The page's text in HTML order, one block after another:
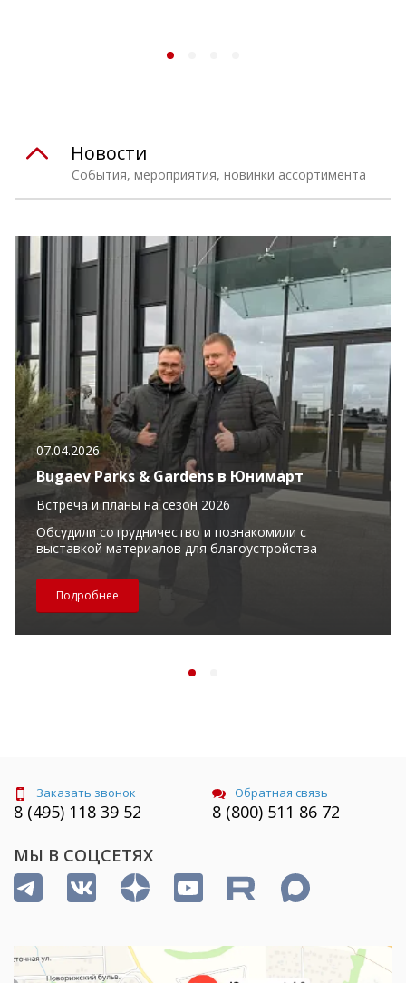
События, мероприятия, новинки ассортимента
Новости
07.04.2026
Bugaev Parks & Gardens в Юнимарт
Встреча и планы на сезон 2026
Обсудили сотрудничество и познакомили с
выставкой материалов для благоустройства
Подробнее
Заказать звонок
8 (495) 118 39 52
Обратная связь
8 (800) 511 86 72
МЫ В СОЦСЕТЯХ